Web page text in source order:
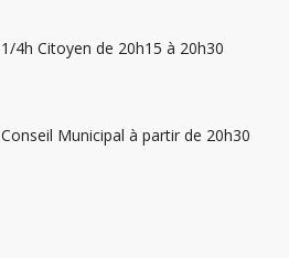
1/4h Citoyen de 20h15 à 20h30
Conseil Municipal à partir de 20h30